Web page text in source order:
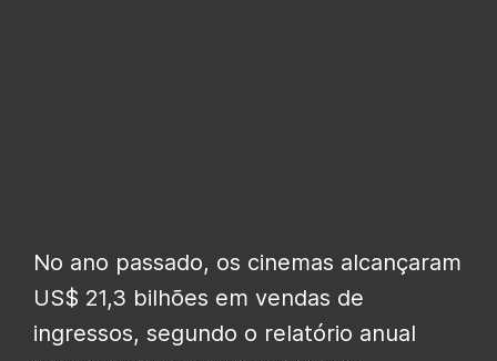
No ano passado, os cinemas alcançaram
US$ 21,3 bilhões em vendas de
ingressos, segundo o relatório anual